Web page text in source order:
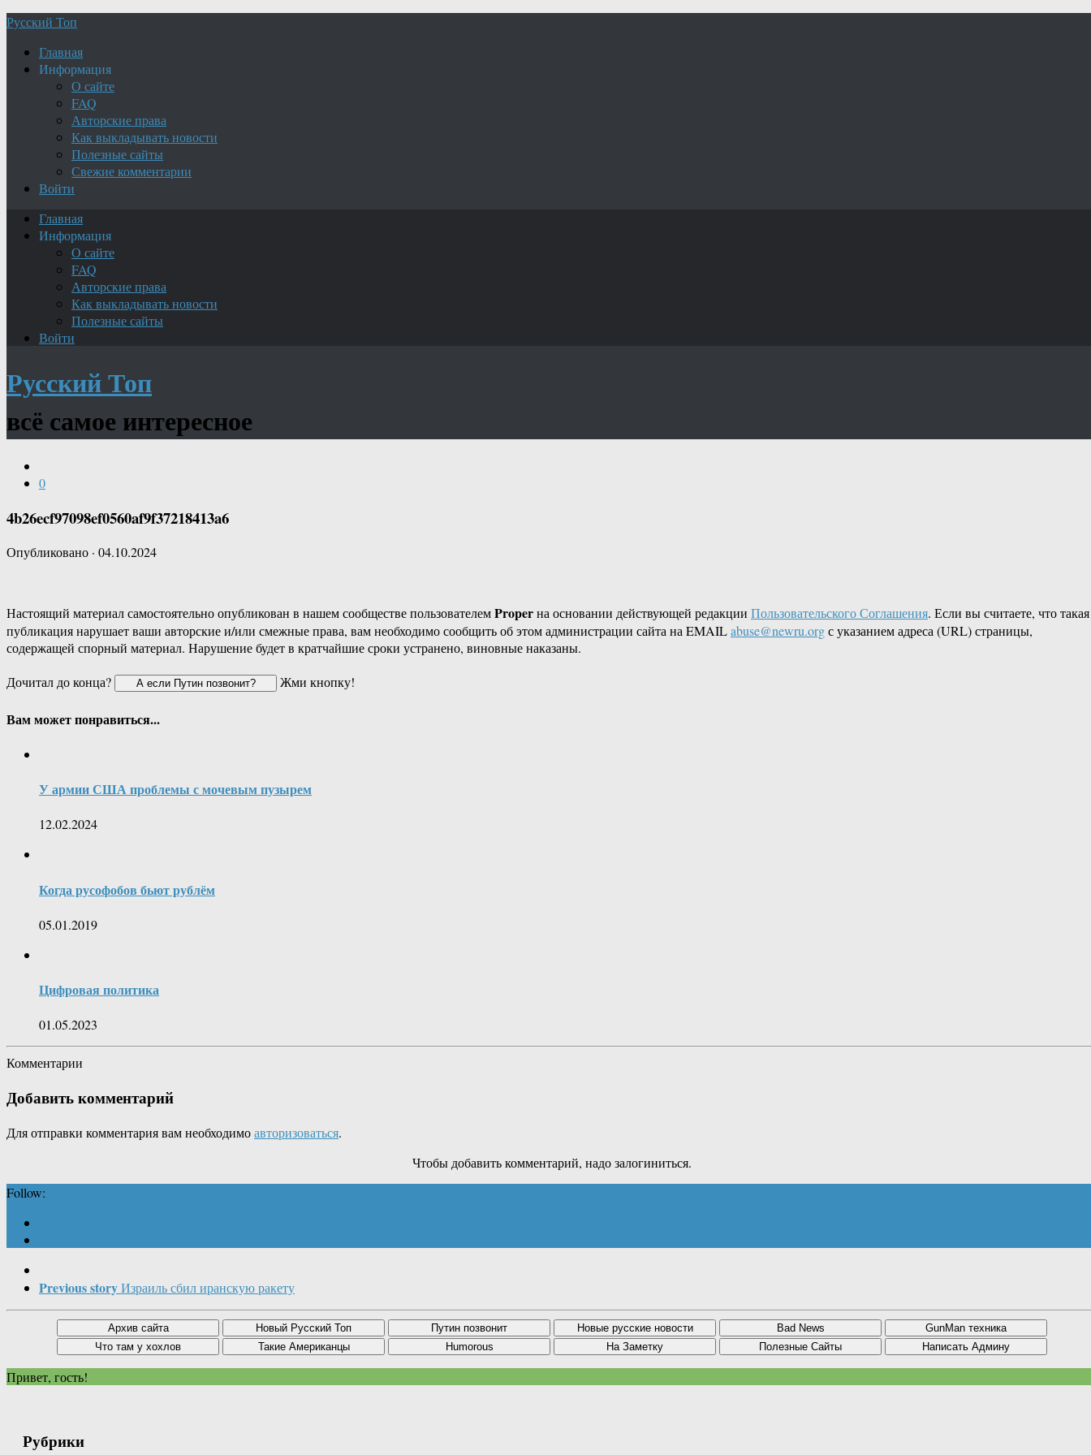
Русский Топ
Главная
Информация
О сайте
FAQ
Авторские права
Как выкладывать новости
Полезные сайты
Свежие комментарии
Войти
Главная
Информация
О сайте
FAQ
Авторские права
Как выкладывать новости
Полезные сайты
Войти
Русский Топ
всё самое интересное
0
4b26ecf97098ef0560af9f37218413a6
Опубликовано · 04.10.2024
Настоящий материал самостоятельно опубликован в нашем сообществе пользователемProperна основании действующей редакции Пользовательского Соглашения. Если вы считаете, что такая
публикация нарушает ваши авторские и/или смежные права, вам необходимо сообщить об этом администрации сайта на EMAILabuse@newru.orgс указанием адреса (URL) страницы,
содержащей спорный материал. Нарушение будет в кратчайшие сроки устранено, виновные наказаны.
Дочитал до конца?
Жми кнопку!
Вам может понравиться...
У армии США проблемы с мочевым пузырем
12.02.2024
Когда русофобов бьют рублём
05.01.2019
Цифровая политика
01.05.2023
Комментарии
Добавить комментарий
Для отправки комментария вам необходимоавторизоваться.
Чтобы добавить комментарий, надо залогиниться.
Follow:
Previous storyИзраиль сбил иранскую ракету
Привет, гость!
Рубрики